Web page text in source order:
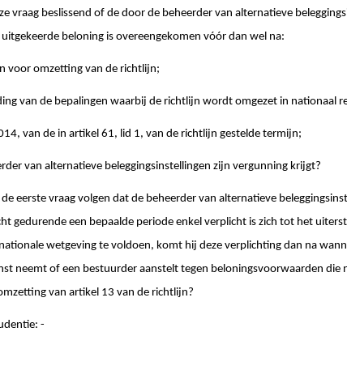
vraag beslissend of de door de beheerder van alternatieve
beloning is overeengekomen vóór dan wel na:
voor omzetting van de richtlijn;
van de bepalingen waarbij de richtlijn wordt omgezet in nationaal
van de in artikel 61, lid 1, van de richtlijn gestelde termijn;
van alternatieve beleggingsinstellingen zijn vergunning krijgt?
eerste vraag volgen dat de beheerder van alternatieve
gedurende een bepaalde periode enkel verplicht is zich tot het
wetgeving te voldoen, komt hij deze verplichting dan na
neemt of een bestuurder aanstelt tegen beloningsvoorwaarden die
van artikel 13 van de richtlijn?
-